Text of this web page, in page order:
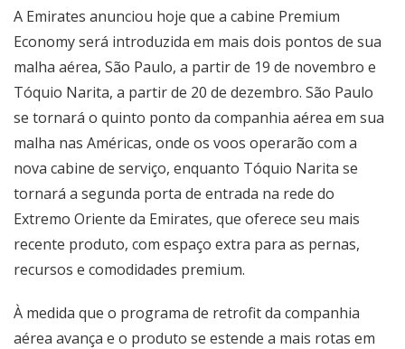
A Emirates anunciou hoje que a cabine Premium
Economy será introduzida em mais dois pontos de sua
malha aérea, São Paulo, a partir de 19 de novembro e
Tóquio Narita, a partir de 20 de dezembro. São Paulo
se tornará o quinto ponto da companhia aérea em sua
malha nas Américas, onde os voos operarão com a
nova cabine de serviço, enquanto Tóquio Narita se
tornará a segunda porta de entrada na rede do
Extremo Oriente da Emirates, que oferece seu mais
recente produto, com espaço extra para as pernas,
recursos e comodidades premium.
À medida que o programa de retrofit da companhia
aérea avança e o produto se estende a mais rotas em